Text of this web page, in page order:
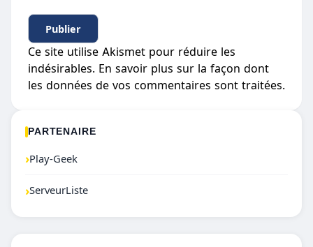
Ce site utilise Akismet pour réduire les
indésirables. En savoir plus sur la façon dont
les données de vos commentaires sont traitées.
PARTENAIRE
›Play-Geek
›ServeurListe